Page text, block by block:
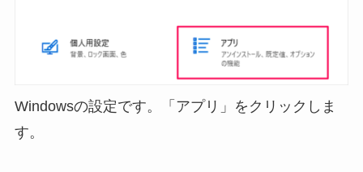
Windowsの設定です。「アプリ」をクリックしま
す。